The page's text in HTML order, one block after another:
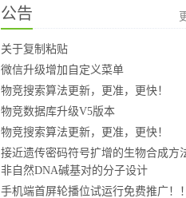
公告
关于复制粘贴
微信升级增加自定义菜单
物竞搜索算法更新，更准，更快！
物竞数据库升级V5版本
物竞搜索算法更新，更准，更快！
接近遗传密码符号扩增的生物合成方
非自然DNA碱基对的分子设计
手机端首屏轮播位试运行免费推广！！